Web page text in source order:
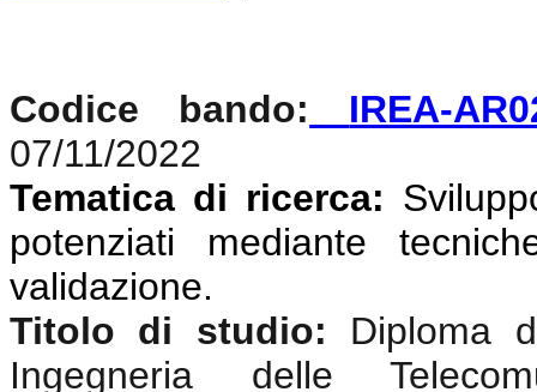
Codice bando:
IREA-
07/11/2022
Tematica di ricerca:
potenziati mediante
validazione.
Titolo di studio:
Diploma
Ingegneria delle